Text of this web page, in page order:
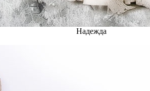
Надежда